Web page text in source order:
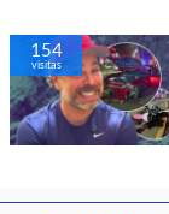
154
visitas